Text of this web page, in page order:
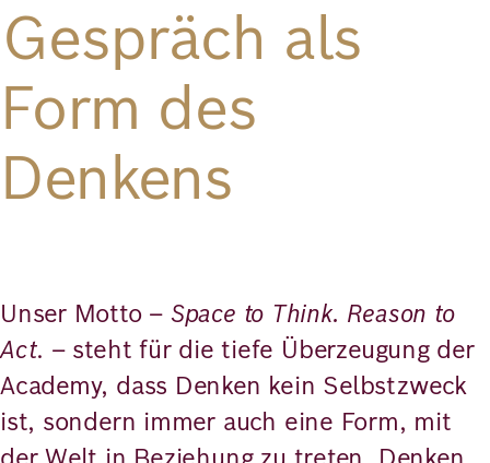
Gespräch als
Form des
Denkens
Unser Motto – Space to Think. Reason to
Act. – steht für die tiefe Überzeugung der
Academy, dass Denken kein Selbstzweck
ist, sondern immer auch eine Form, mit